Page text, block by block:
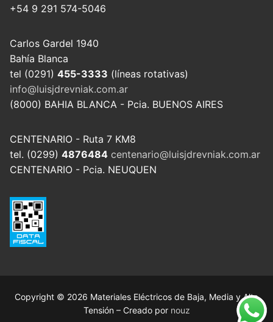
+54 9 291 574-5046
Carlos Gardel 1940
Bahía Blanca
tel (0291) 455-3333 (líneas rotativas)
info@luisjdrevniak.com.ar
(8000) BAHIA BLANCA - Pcia. BUENOS AIRES
CENTENARIO - Ruta 7 KM8
tel. (0299) 4876484 centenario@luisjdrevniak.com.ar
CENTENARIO - Pcia. NEUQUEN
Copyright © 2026 Materiales Eléctricos de Baja, Media y Alta
Tensión – Creado por nouz